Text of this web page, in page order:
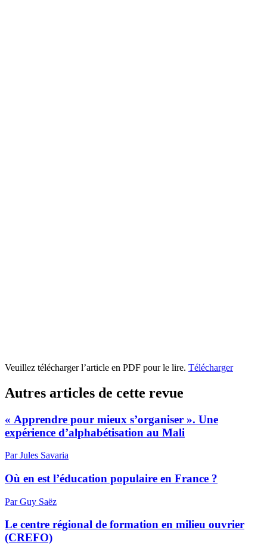
Veuillez télécharger l’article en PDF pour le lire. Télécharger
Autres articles de cette revue
« Apprendre pour mieux s’organiser ». Une
expérience d’alphabétisation au Mali
Par Jules Savaria
Où en est l’éducation populaire en France ?
Par Guy Saëz
Le centre régional de formation en milieu ouvrier
(CREFO)